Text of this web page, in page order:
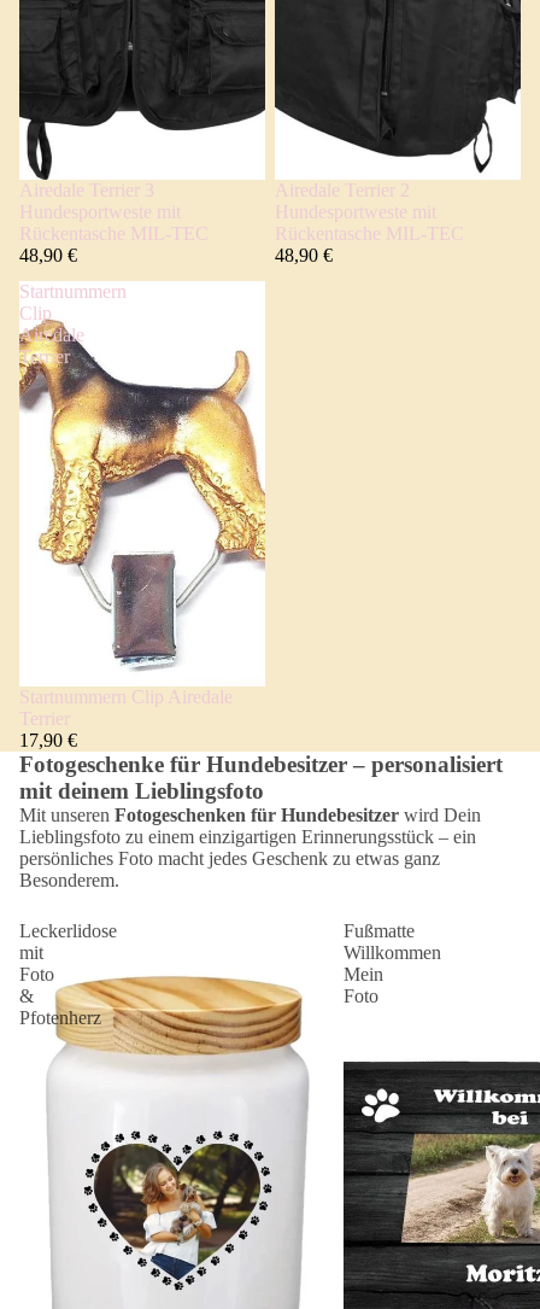
Airedale Terrier 3
Hundesportweste mit
Rückentasche MIL-TEC
48,90 €
Airedale Terrier 2
Hundesportweste mit
Rückentasche MIL-TEC
48,90 €
Startnummern
Clip
Airedale
Terrier
Startnummern Clip Airedale
Terrier
17,90 €
Fotogeschenke für Hundebesitzer – personalisiert
mit deinem Lieblingsfoto
Mit unseren Fotogeschenken für Hundebesitzer wird Dein
Lieblingsfoto zu einem einzigartigen Erinnerungsstück – ein
persönliches Foto macht jedes Geschenk zu etwas ganz
Besonderem.
Leckerlidose
mit
Foto
&
Pfotenherz
Fußmatte
Willkommen
Mein
Foto